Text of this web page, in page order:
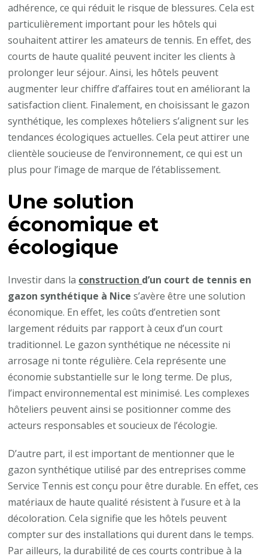
adhérence, ce qui réduit le risque de blessures. Cela est
particulièrement important pour les hôtels qui
souhaitent attirer les amateurs de tennis. En effet, des
courts de haute qualité peuvent inciter les clients à
prolonger leur séjour. Ainsi, les hôtels peuvent
augmenter leur chiffre d’affaires tout en améliorant la
satisfaction client. Finalement, en choisissant le gazon
synthétique, les complexes hôteliers s’alignent sur les
tendances écologiques actuelles. Cela peut attirer une
clientèle soucieuse de l’environnement, ce qui est un
plus pour l’image de marque de l’établissement.
Une solution
économique et
écologique
Investir dans la construction d’un court de tennis en
gazon synthétique à Nice s’avère être une solution
économique. En effet, les coûts d’entretien sont
largement réduits par rapport à ceux d’un court
traditionnel. Le gazon synthétique ne nécessite ni
arrosage ni tonte régulière. Cela représente une
économie substantielle sur le long terme. De plus,
l’impact environnemental est minimisé. Les complexes
hôteliers peuvent ainsi se positionner comme des
acteurs responsables et soucieux de l’écologie.
D’autre part, il est important de mentionner que le
gazon synthétique utilisé par des entreprises comme
Service Tennis est conçu pour être durable. En effet, ces
matériaux de haute qualité résistent à l’usure et à la
décoloration. Cela signifie que les hôtels peuvent
compter sur des installations qui durent dans le temps.
Par ailleurs, la durabilité de ces courts contribue à la